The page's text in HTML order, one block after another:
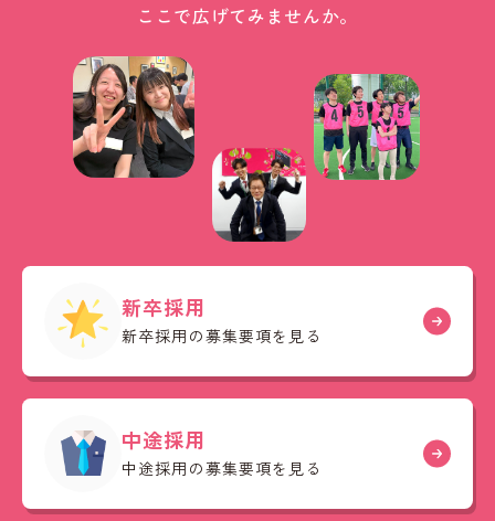
ここで広げてみませんか。
新卒採用
新卒採用の募集要項を見る
中途採用
中途採用の募集要項を見る